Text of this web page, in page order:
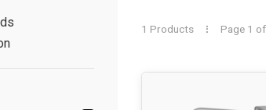
1 Products Page 1 of